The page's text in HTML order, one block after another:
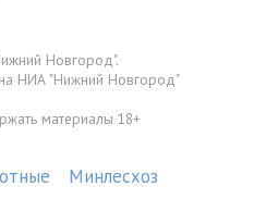
Новгород".
НИА "Нижний Новгород"
материалы 18+
Минлесхоз